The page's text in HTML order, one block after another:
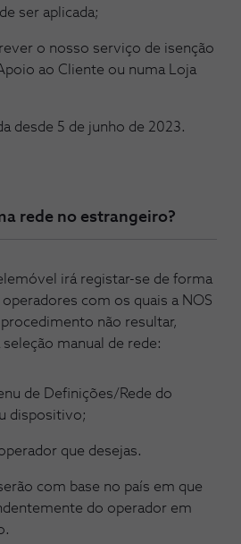
ser aplicada;
o nosso serviço de isenção
ao Cliente ou numa Loja
desde 5 de junho de 2023.
rede no estrangeiro?
irá registar-se de forma
com os quais a NOS
não resultar,
manual de rede:
de Definições/Rede do
dispositivo;
que desejas.
com base no país em que
do operador em